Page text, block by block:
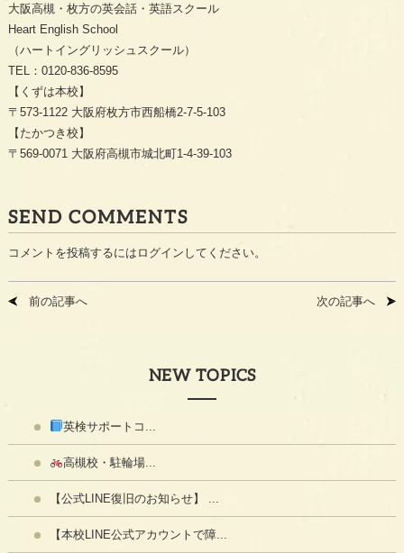
大阪高槻・枚方の英会話・英語スクール
Heart English School
（ハートイングリッシュスクール）
TEL ： 0120-836-8595
【くずは本校】
〒 573-1122 大阪府枚方市西船橋2-7-5-103
【たかつき校】
〒 569-0071 大阪府高槻市城北町1-4-39-103
SEND COMMENTS
コメントを投稿するには ログイン してください。
前の記事へ 次の記事へ
NEW TOPICS
英検サポートコ...
高槻校・駐輪場...
【公式LINE復旧のお知らせ】 ...
【本校LINE公式アカウントで障...